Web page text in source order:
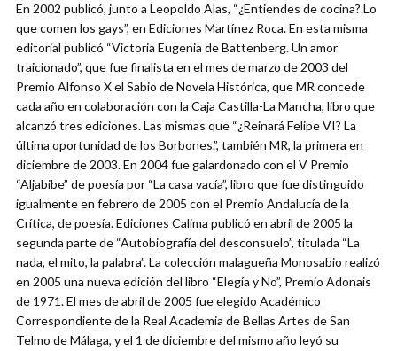
En 2002 publicó, junto a Leopoldo Alas, “¿Entiendes de cocina?.Lo
que comen los gays”, en Ediciones Martínez Roca. En esta misma
editorial publicó “Victoria Eugenia de Battenberg. Un amor
traicionado”, que fue finalista en el mes de marzo de 2003 del
Premio Alfonso X el Sabio de Novela Histórica, que MR concede
cada año en colaboración con la Caja Castilla-La Mancha, libro que
alcanzó tres ediciones. Las mismas que “¿Reinará Felipe VI? La
última oportunidad de los Borbones.”, también MR, la primera en
diciembre de 2003. En 2004 fue galardonado con el V Premio
“Aljabibe” de poesía por “La casa vacía”, libro que fue distinguido
igualmente en febrero de 2005 con el Premio Andalucía de la
Crítica, de poesía. Ediciones Calima publicó en abril de 2005 la
segunda parte de “Autobiografía del desconsuelo”, titulada “La
nada, el mito, la palabra”. La colección malagueña Monosabio realizó
en 2005 una nueva edición del libro “Elegía y No”, Premio Adonais
de 1971. El mes de abril de 2005 fue elegido Académico
Correspondiente de la Real Academia de Bellas Artes de San
Telmo de Málaga, y el 1 de diciembre del mismo año leyó su